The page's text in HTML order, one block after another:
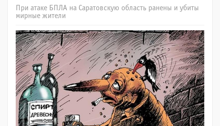
При атаке БПЛА на Саратовскую область ранены и убиты
мирные жители